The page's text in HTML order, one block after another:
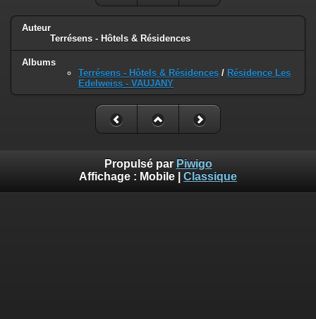
Auteur
Terrésens - Hôtels & Résidences
Albums
Terrésens - Hôtels & Résidences / Résidence Les
Edelweiss - VAUJANY
Propulsé par Piwigo
Affichage : Mobile Classique